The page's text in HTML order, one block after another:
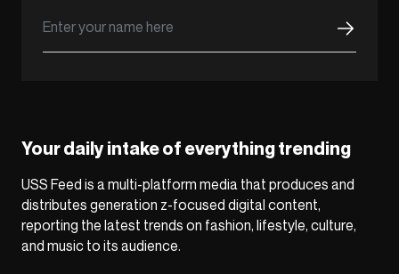
Your daily intake of everything trending
USS Feed is a multi-platform media that produces and
distributes generation z-focused digital content,
reporting the latest trends on fashion, lifestyle, culture,
and music to its audience.